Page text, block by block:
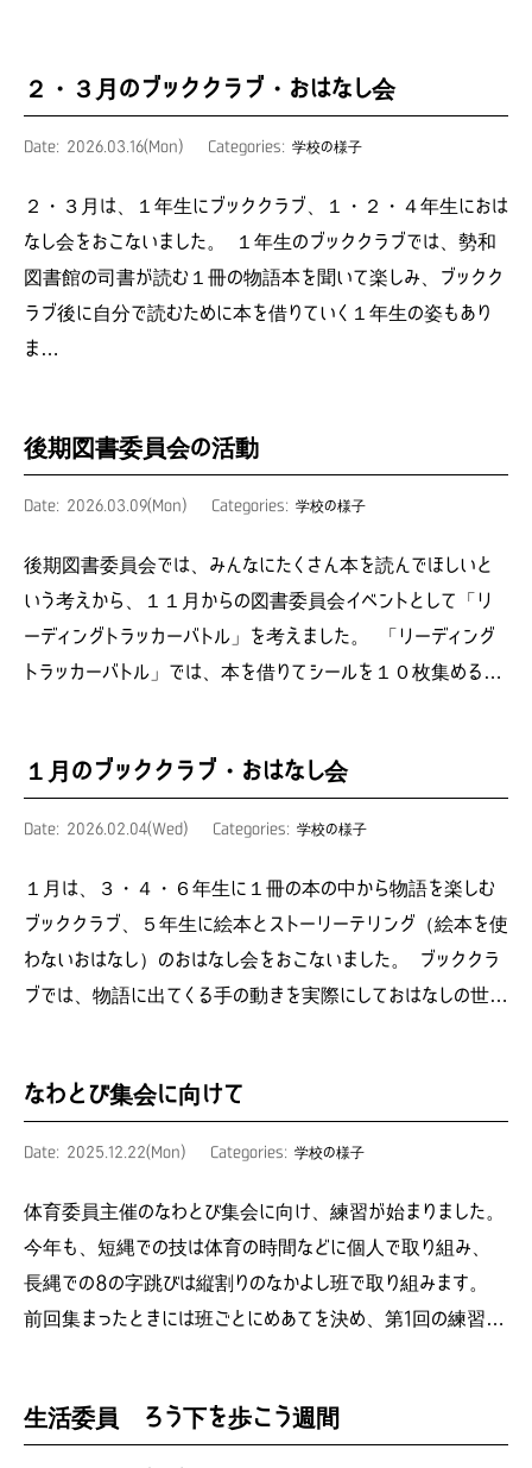
２・３月のブッククラブ・おはなし会
Date: 2026.03.16(Mon) Categories: 学校の様子
２・３月は、１年生にブッククラブ、１・２・４年生におは
なし会をおこないました。 １年生のブッククラブでは、勢和
図書館の司書が読む１冊の物語本を聞いて楽しみ、ブックク
ラブ後に自分で読むために本を借りていく１年生の姿もあり
ま…
後期図書委員会の活動
Date: 2026.03.09(Mon) Categories: 学校の様子
後期図書委員会では、みんなにたくさん本を読んでほしいと
いう考えから、１１月からの図書委員会イベントとして「リ
ーディングトラッカーバトル」を考えました。 「リーディング
トラッカーバトル」では、本を借りてシールを１０枚集める…
１月のブッククラブ・おはなし会
Date: 2026.02.04(Wed) Categories: 学校の様子
１月は、３・４・６年生に１冊の本の中から物語を楽しむ
ブッククラブ、５年生に絵本とストーリーテリング（絵本を使
わないおはなし）のおはなし会をおこないました。 ブッククラ
ブでは、物語に出てくる手の動きを実際にしておはなしの世…
なわとび集会に向けて
Date: 2025.12.22(Mon) Categories: 学校の様子
体育委員主催のなわとび集会に向け、練習が始まりました。
今年も、短縄での技は体育の時間などに個人で取り組み、
長縄での8の字跳びは縦割りのなかよし班で取り組みます。
前回集まったときには班ごとにめあてを決め、第1回の練習…
生活委員 ろう下を歩こう週間